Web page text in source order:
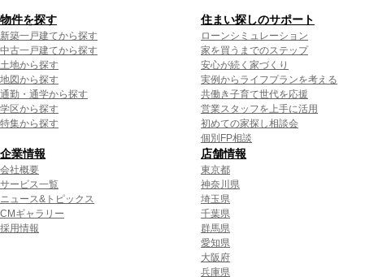
物件を探す
新築一戸建てから探す
中古一戸建てから探す
土地から探す
地図から探す
通勤・通学から探す
学区から探す
特集から探す
住まい探しのサポート
ローンシミュレーション
家を買うまでのステップ
安心が続く家づくり
実例からライフプランを考える
共働き子育て世代を応援
営業スタッフを上手に活用
初めての家探し相談会
個別FP相談
企業情報
会社概要
サービス一覧
ニュース&トピックス
CMギャラリー
採用情報
店舗情報
東京都
神奈川県
埼玉県
千葉県
群馬県
愛知県
大阪府
兵庫県